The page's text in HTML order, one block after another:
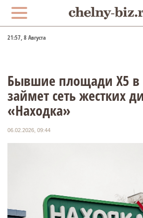
21:57, 8 Августа
Бывшие площади X5 в
займет сеть жестких
«Находка»
06.02.2026, 09:44